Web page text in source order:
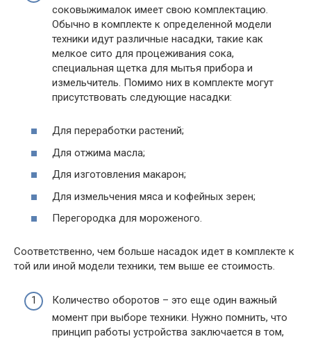
соковыжималок имеет свою комплектацию.
Обычно в комплекте к определенной модели
техники идут различные насадки, такие как
мелкое сито для процеживания сока,
специальная щетка для мытья прибора и
измельчитель. Помимо них в комплекте могут
присутствовать следующие насадки:
Для переработки растений;
Для отжима масла;
Для изготовления макарон;
Для измельчения мяса и кофейных зерен;
Перегородка для мороженого.
Соответственно, чем больше насадок идет в комплекте к
той или иной модели техники, тем выше ее стоимость.
Количество оборотов – это еще один важный
момент при выборе техники. Нужно помнить, что
принцип работы устройства заключается в том,